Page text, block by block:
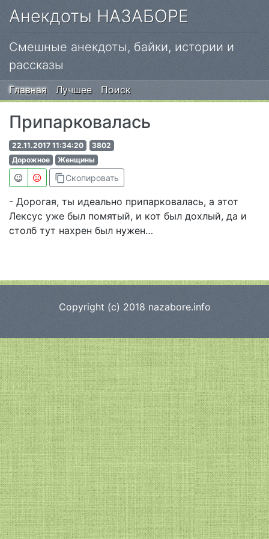
Анекдоты НАЗАБОРЕ
Смешные анекдоты, байки, истории и
рассказы
Главная Лучшее Поиск
Припарковалась
22.11.2017 11:34:20
3802
Дорожное
Женщины
content_copyСкопировать
- Дорогая, ты идеально припарковалась, а этот
Лексус уже был помятый, и кот был дохлый, да и
столб тут нахрен был нужен…
Copyright (c) 2018 nazabore.info